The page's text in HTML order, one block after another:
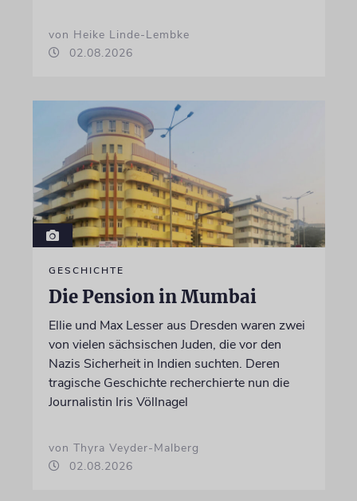
von Heike Linde-Lembke
02.08.2026
GESCHICHTE
Die Pension in Mumbai
Ellie und Max Lesser aus Dresden waren zwei
von vielen sächsischen Juden, die vor den
Nazis Sicherheit in Indien suchten. Deren
tragische Geschichte recherchierte nun die
Journalistin Iris Völlnagel
von Thyra Veyder-Malberg
02.08.2026